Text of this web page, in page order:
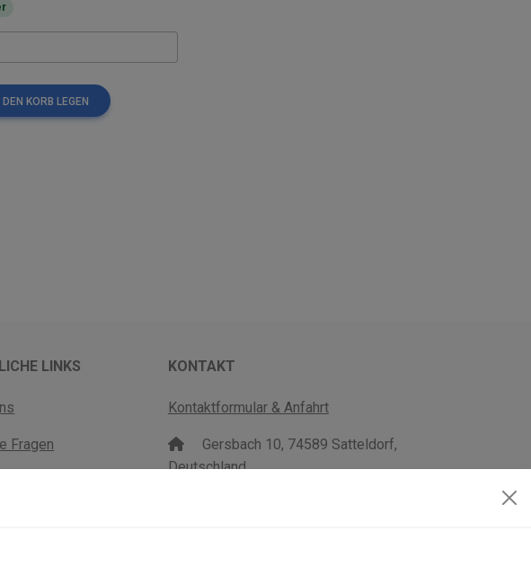
DEN KORB LEGEN
LINKS
Fragen
KONTAKT
Kontaktformular & Anfahrt
Gersbach 10, 74589 Satteldorf,
Deutschland